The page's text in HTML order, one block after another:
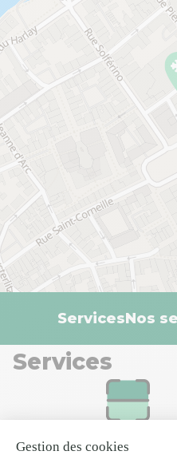
ServicesNos
Services